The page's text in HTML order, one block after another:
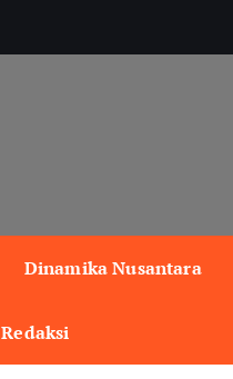
Dinamika Nusantara